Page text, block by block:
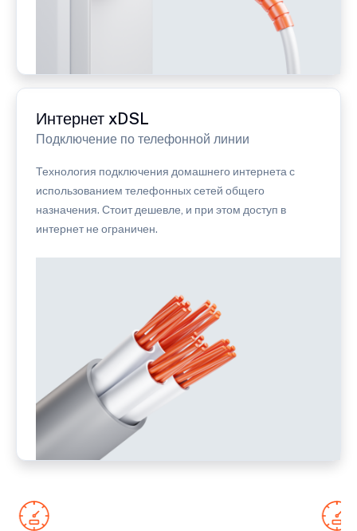
Интернет xDSL
Подключение по телефонной линии
Технология подключения домашнего интернета с
использованием телефонных сетей общего
назначения. Стоит дешевле, и при этом доступ в
интернет не ограничен.